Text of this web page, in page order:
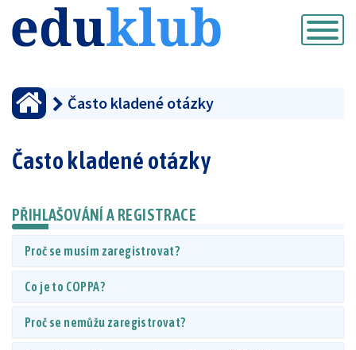
Přepnout
navigaci
Často kladené otázky
Často kladené otázky
PŘIHLAŠOVÁNÍ A REGISTRACE
Proč se musím zaregistrovat?
Co je to COPPA?
Proč se nemůžu zaregistrovat?